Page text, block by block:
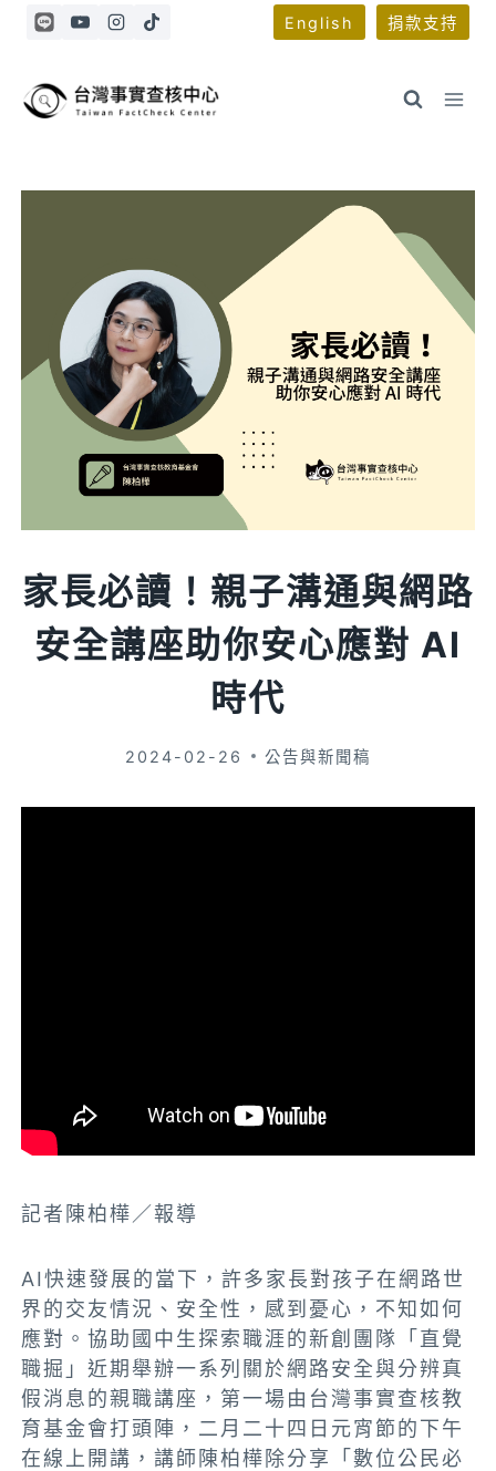
Skip
English 捐款支持
家長必讀！親子溝通與網路
安全講座助你安心應對 AI
時代
2024-02-26 公告與新聞稿
記者陳柏樺／報導
AI快速發展的當下，許多家長對孩子在網路世
界的交友情況、安全性，感到憂心，不知如何
應對。協助國中生探索職涯的新創團隊「直覺
職掘」近期舉辦一系列關於網路安全與分辨真
假消息的親職講座，第一場由台灣事實查核教
育基金會打頭陣，二月二十四日元宵節的下午
在線上開講，講師陳柏樺除分享「數位公民必